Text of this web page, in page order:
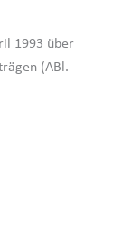
1993 über
(ABl.